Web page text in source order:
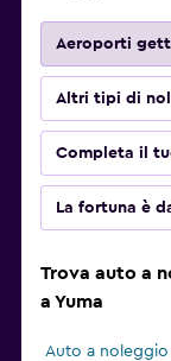
Aeroporti
Altri tipi di
Completa il
La fortuna è
Trova auto a
a Yuma
Auto a